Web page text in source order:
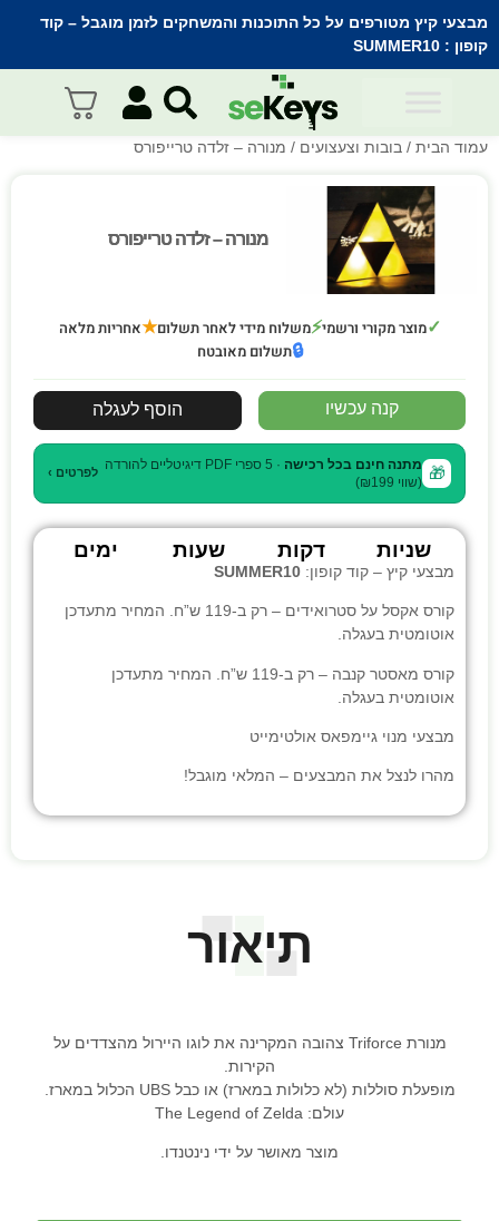
מבצעי קיץ מטורפים על כל התוכנות והמשחקים לזמן מוגבל – קוד
קופון : SUMMER10
עמוד הבית / בובות וצעצועים / מנורה – זלדה טרייפורס
מנורה – זלדה טרייפורס
מנורה – זלדה טרייפורס
✓מוצר מקורי ורשמי⚡משלוח מידי לאחר תשלום★אחריות מלאה
🔒תשלום מאובטח
קנה עכשיו הוסף לעגלה
🎁 מתנה חינם בכל רכישה
· 5 ספרי PDF דיגיטליים להורדה
(שווי ₪199)
לפרטים ›
ימים שעות דקות שניות
מבצעי קיץ – קוד קופון: SUMMER10
קורס אקסל על סטרואידים
– רק ב-119 ש”ח. המחיר מתעדכן
אוטומטית בעגלה.
קורס מאסטר קנבה
– רק ב-119 ש”ח. המחיר מתעדכן
אוטומטית בעגלה.
מבצעי מנוי גיימפאס אולטימייט
מהרו לנצל את המבצעים – המלאי מוגבל!
תיאור
מנורת Triforce צהובה המקרינה את לוגו היירול מהצדדים על
הקירות.
מופעלת סוללות (לא כלולות במארז) או כבל UBS הכלול במארז.
עולם: The Legend of Zelda
מוצר מאושר על ידי נינטנדו.